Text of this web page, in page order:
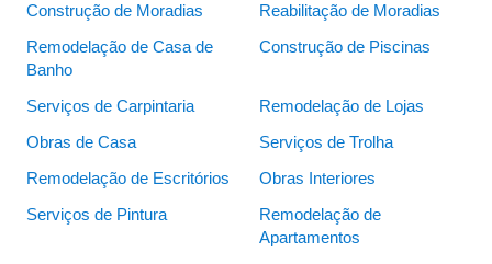
Construção de Moradias Reabilitação de Moradias
Remodelação de Casa de
Banho
Construção de Piscinas
Serviços de Carpintaria Remodelação de Lojas
Obras de Casa Serviços de Trolha
Remodelação de Escritórios Obras Interiores
Serviços de Pintura
Remodelação de
Apartamentos